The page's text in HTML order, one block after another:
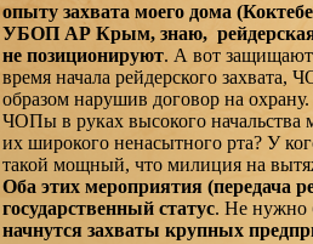
опыту захвата моего дома
УБОП АР Крым, знаю, рейдерская
не позиционируют. А вот защищают
время начала рейдерского
образом нарушив договор на
ЧОПы в руках высокого начальства
их широкого ненасытного рта? У
такой мощный, что милиция на
Оба этих мероприятия (передача
государственный статус. Не нужно
начнутся захваты крупных